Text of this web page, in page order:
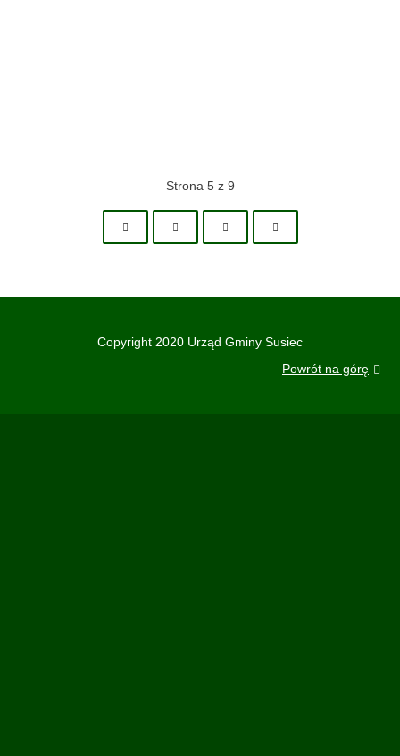
Strona 5 z 9
Copyright 2020 Urząd Gminy Susiec
Powrót na górę